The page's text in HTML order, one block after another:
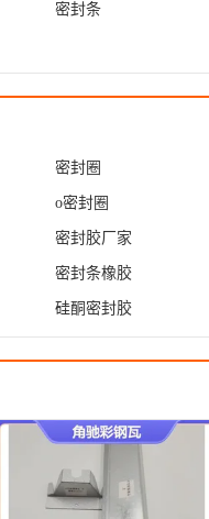
密封条
密封圈
o密封圈
密封胶厂家
密封条橡胶
硅酮密封胶